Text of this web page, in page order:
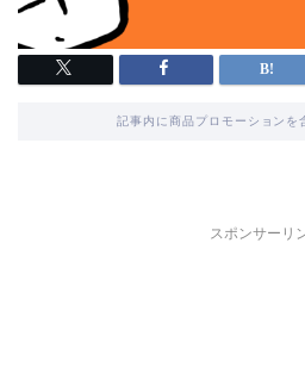
記事内に商品プロモーションを
スポンサーリ